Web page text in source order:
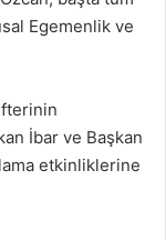
Egemenlik ve
İbar ve Başkan
etkinliklerine